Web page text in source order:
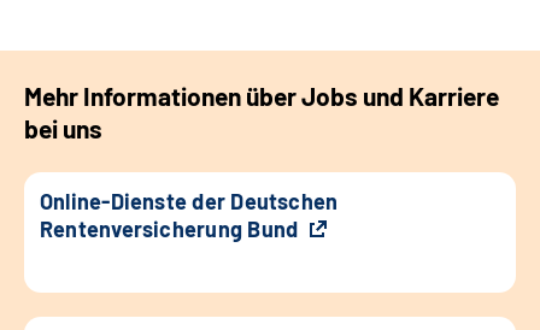
Mehr Informationen über Jobs und Karriere
bei uns
Online-Dienste der Deutschen
Rentenversicherung Bund